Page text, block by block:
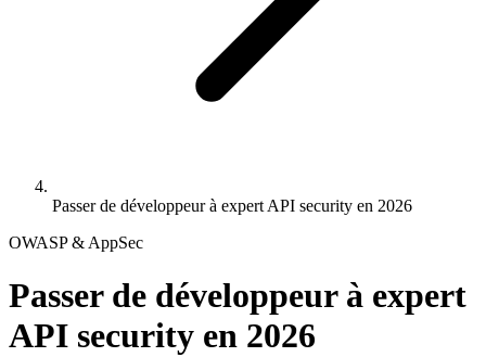
Passer de développeur à expert API security en 2026
OWASP & AppSec
Passer de développeur à expert
API security en 2026